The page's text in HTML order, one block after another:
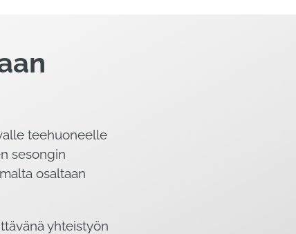
teehuoneelle
sesongin
osaltaan
yhteistyön